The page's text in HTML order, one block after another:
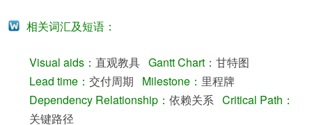
相关词汇及短语：
Visual aids： 直观教具 Gantt Chart： 甘特图
Lead time： 交付周期 Milestone： 里程牌
Dependency Relationship： 依赖关系 Critical Path：
关键路径